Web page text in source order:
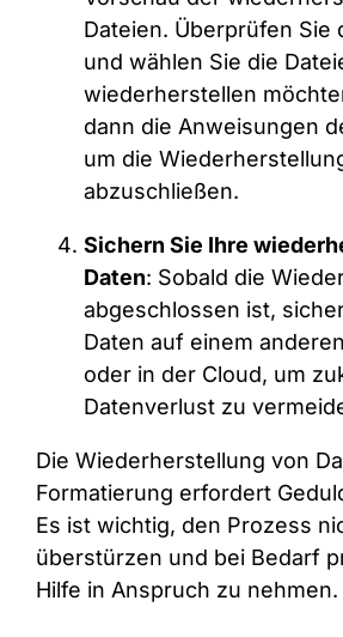
Dateien. Überprüfen Sie
und wählen Sie die
wiederherstellen
dann die Anweisungen
um die
abzuschließen.
Sichern Sie Ihre
Daten: Sobald die
abgeschlossen ist,
Daten auf einem
oder in der Cloud, um
Datenverlust zu
Die Wiederherstellung von
Formatierung erfordert
Es ist wichtig, den Prozess
überstürzen und bei Bedarf
Hilfe in Anspruch zu nehmen.